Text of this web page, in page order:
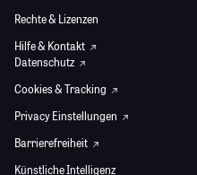
Rechte & Lizenzen
Hilfe & Kontakt
Datenschutz
Cookies & Tracking
Privacy Einstellungen
Barrierefreiheit
Künstliche Intelligenz